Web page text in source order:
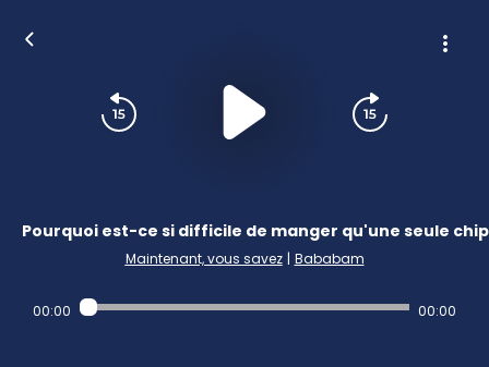
Pourquoi est-ce si difficile de manger qu'une seule
Maintenant, vous savez | Bababam
00:00 00:00